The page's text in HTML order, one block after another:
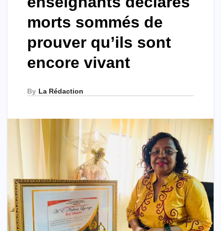
morts sommés de
prouver qu’ils sont
encore vivant
By La Rédaction